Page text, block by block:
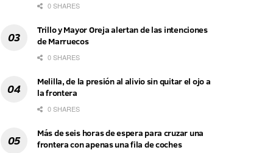
0 SHARES
Trillo y Mayor Oreja alertan de las intenciones
de Marruecos
0 SHARES
Melilla, de la presión al alivio sin quitar el ojo a
la frontera
0 SHARES
Más de seis horas de espera para cruzar una
frontera con apenas una fila de coches